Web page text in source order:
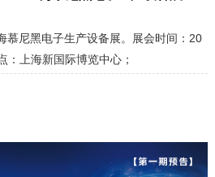
慕尼黑电子生产设备展。展会时间：20
：上海新国际博览中心；